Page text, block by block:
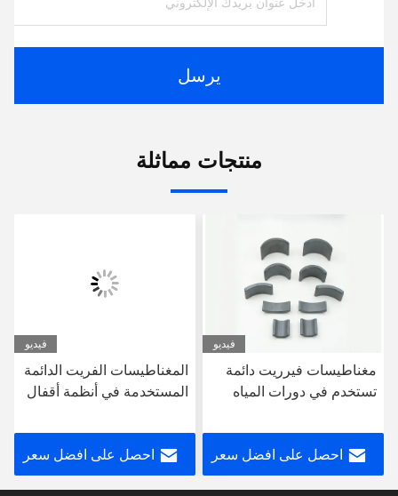
يرسل
منتجات مماثلة
فيديو
مغناطيسات فيرريت دائمة
تستخدم في دورات المياه
المنزلية مغناطيسات فيرريت
احصل على افضل سعر
فيديو
المغناطيسات الفريت الدائمة
المستخدمة في أنظمة أقفال
المنزلية، مغناطيسات
الفريتاحصل على افضل سعر